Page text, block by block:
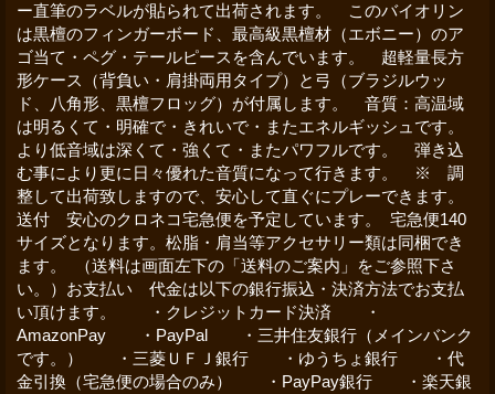
ー直筆のラベルが貼られて出荷されます。 このバイオリン
は黒檀のフィンガーボード、最高級黒檀材（エボニー）のア
ゴ当て・ペグ・テールピースを含んでいます。 超軽量長方
形ケース（背負い・肩掛両用タイプ）と弓（ブラジルウッ
ド、八角形、黒檀フロッグ）が付属します。 音質：高温域
は明るくて・明確で・きれいで・またエネルギッシュです。
より低音域は深くて・強くて・またパワフルです。 弾き込
む事により更に日々優れた音質になって行きます。 ※ 調
整して出荷致しますので、安心して直ぐにプレーできます。
送付 安心のクロネコ宅急便を予定しています。 宅急便140
サイズとなります。松脂・肩当等アクセサリー類は同梱でき
ます。 （送料は画面左下の「送料のご案内」をご参照下さ
い。）お支払い 代金は以下の銀行振込・決済方法でお支払
い頂けます。 ・クレジットカード決済 ・
AmazonPay ・PayPal ・三井住友銀行（メインバンク
です。） ・三菱ＵＦＪ銀行 ・ゆうちょ銀行 ・代
金引換（宅急便の場合のみ） ・PayPay銀行 ・楽天銀